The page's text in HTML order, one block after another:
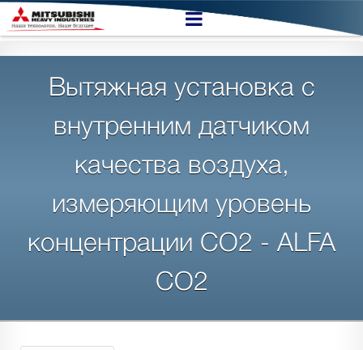
Вытяжная установка с
внутренним датчиком
качества воздуха,
измеряющим уровень
концентрации CO2 - ALFA
CO2